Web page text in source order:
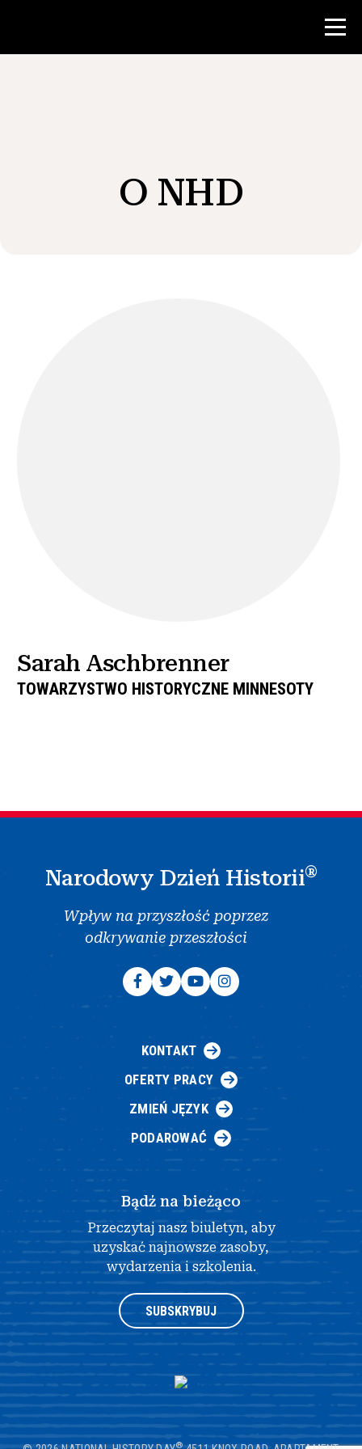
Wiadomości i wydarzenia
O NHD
Sarah Aschbrenner
TOWARZYSTWO HISTORYCZNE MINNESOTY
Narodowy Dzień Historii®
Wpływ na przyszłość poprzez
odkrywanie przeszłości
KONTAKT
OFERTY PRACY
ZMIEŃ JĘZYK
PODAROWAĆ
Bądź na bieżąco
Przeczytaj nasz biuletyn, aby
uzyskać najnowsze zasoby,
wydarzenia i szkolenia.
SUBSKRYBUJ
®